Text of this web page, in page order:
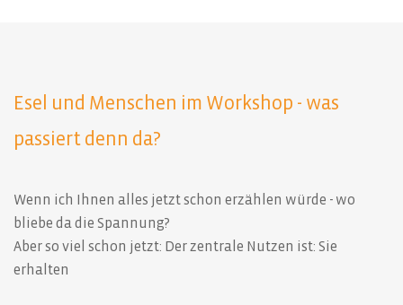
Esel und Menschen im Workshop - was
passiert denn da?
Wenn ich Ihnen alles jetzt schon erzählen würde - wo
bliebe da die Spannung?
Aber so viel schon jetzt: Der zentrale Nutzen ist: Sie
erhalten